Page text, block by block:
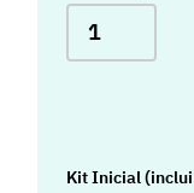
Kit Inicial (inclui